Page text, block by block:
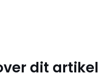
dit artikel